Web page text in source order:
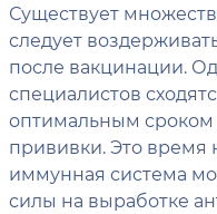
Существует
следует
после вакцинации.
специалистов
оптимальным сроком
прививки. Это время
иммунная система
силы на выработке